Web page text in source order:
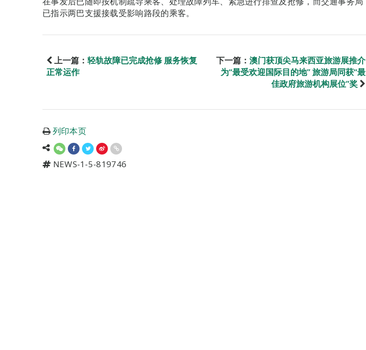
已指示两巴支援接载受影响路段的乘客。
上一篇： 轻轨故障已完成抢修 服务恢复
正常运作
下一篇： 澳门获顶尖马来西亚旅游展推介
为“最受欢迎国际目的地” 旅游局同获“最
佳政府旅游机构展位”奖
列印本页
NEWS-1-5-819746